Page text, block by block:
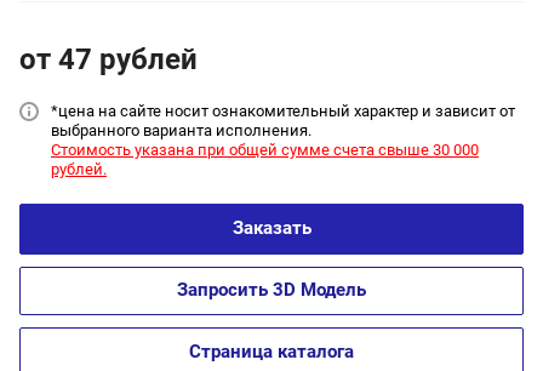
от 47 рублей
*цена на сайте носит ознакомительный характер и зависит от
выбранного варианта исполнения.
Стоимость указана при общей сумме счета свыше 30 000
рублей.
Заказать
Запросить 3D Модель
Страница каталога